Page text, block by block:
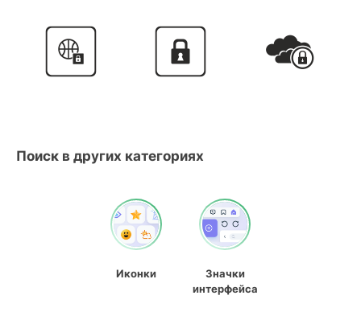
Поиск в других категориях
Иконки
Значки
интерфейса